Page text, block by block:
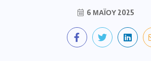
6 ΜΑΪ́ΟΥ 2025